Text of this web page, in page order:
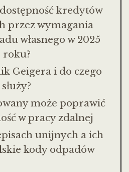
kredytów
przez wymagania
własnego w 2025
roku?
Geigera i do czego
służy?
może poprawić
w pracy zdalnej
unijnych a ich
kody odpadów